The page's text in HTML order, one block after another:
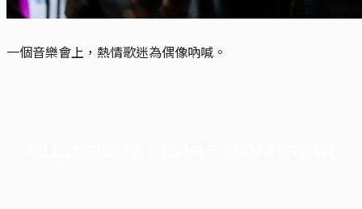
一個音樂會上，熱情歌迷為偶像吶喊。